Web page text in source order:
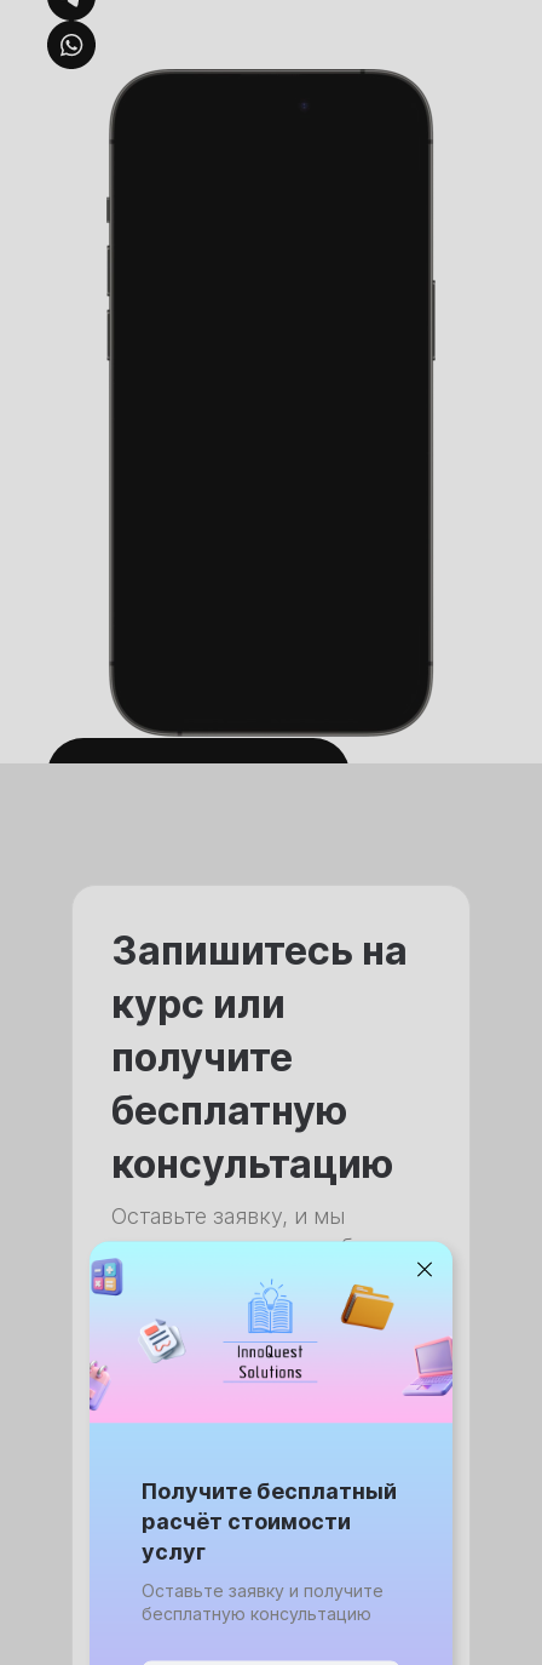
Запишитесь на
курс или
получите
бесплатную
консультацию
Оставьте заявку, и мы
свяжемся с вами, чтобы
обсудить детали
Укажите телефон для связи
Отправить заявку
Нажимая на кнопку, вы принимаете
Получите бесплатный
расчёт стоимости
услуг
Оставьте заявку и получите
бесплатную консультацию